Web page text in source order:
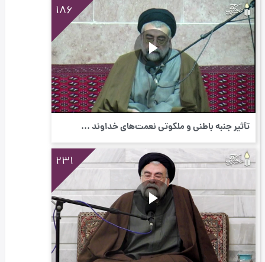
186
تأثیر جنبه باطنی و ملکوتی نعمت‌های خداوند ...
231